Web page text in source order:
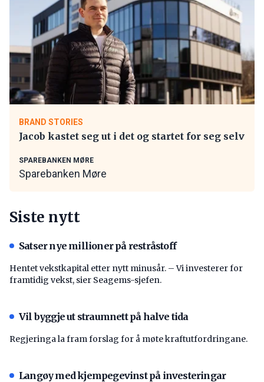
BRAND STORIES
Jacob kastet seg ut i det og startet for seg selv
SPAREBANKEN MØRE
Sparebanken Møre
Siste nytt
Satser nye millioner på restråstoff
Hentet vekstkapital etter nytt minusår. – Vi investerer for
framtidig vekst, sier Seagems-sjefen.
Vil byggje ut straumnett på halve tida
Regjeringa la fram forslag for å møte kraftutfordringane.
Langøy med kjempegevinst på investeringar